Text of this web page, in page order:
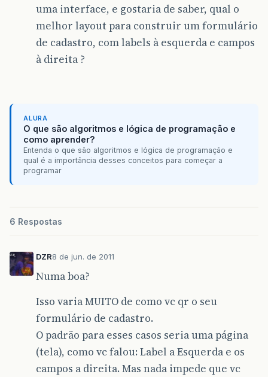
uma interface, e gostaria de saber, qual o
melhor layout para construir um formulário
de cadastro, com labels à esquerda e campos
à direita ?
ALURA
O que são algoritmos e lógica de programação e
como aprender?
Entenda o que são algoritmos e lógica de programação e
qual é a importância desses conceitos para começar a
programar
6 Respostas
DZR8 de jun. de 2011
Numa boa?
Isso varia MUITO de como vc qr o seu
formulário de cadastro.
O padrão para esses casos seria uma página
(tela), como vc falou: Label a Esquerda e os
campos a direita. Mas nada impede que vc